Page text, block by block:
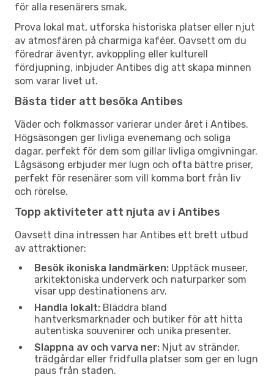
för alla resenärers smak.
Prova lokal mat, utforska historiska platser eller njut
av atmosfären på charmiga kaféer. Oavsett om du
föredrar äventyr, avkoppling eller kulturell
fördjupning, inbjuder Antibes dig att skapa minnen
som varar livet ut.
Bästa tider att besöka Antibes
Väder och folkmassor varierar under året i Antibes.
Högsäsongen ger livliga evenemang och soliga
dagar, perfekt för dem som gillar livliga omgivningar.
Lågsäsong erbjuder mer lugn och ofta bättre priser,
perfekt för resenärer som vill komma bort från liv
och rörelse.
Topp aktiviteter att njuta av i Antibes
Oavsett dina intressen har Antibes ett brett utbud
av attraktioner:
Besök ikoniska landmärken: Upptäck museer,
arkitektoniska underverk och naturparker som
visar upp destinationens arv.
Handla lokalt: Bläddra bland
hantverksmarknader och butiker för att hitta
autentiska souvenirer och unika presenter.
Slappna av och varva ner: Njut av stränder,
trädgårdar eller fridfulla platser som ger en lugn
paus från staden.